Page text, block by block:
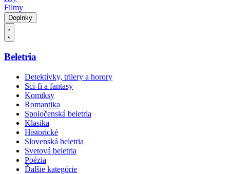
Filmy
Doplnky
Beletria
Detektívky, trilery a horory
Sci-fi a fantasy
Komiksy
Romantika
Spoločenská beletria
Klasika
Historické
Slovenská beletria
Svetová beletria
Poézia
Ďalšie kategórie